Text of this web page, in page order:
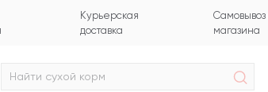
Курьерская
доставка
Самовывоз
магазина